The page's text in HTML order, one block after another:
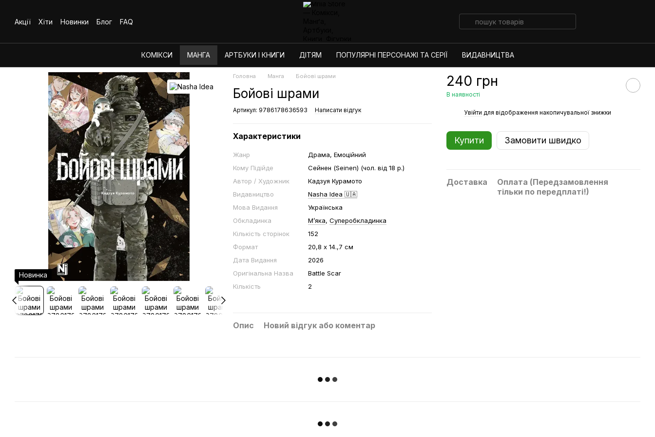
Акції
Хіти Новинки Блог FAQ
КОМІКСИ МАНГА АРТБУКИ І КНИГИ ДІТЯМ ПОПУЛЯРНІ ПЕРСОНАЖІ ТА СЕРІЇ ВИДАВНИЦТВА
Новинка
Головна Манга Бойові шрами
Бойові шрами
Артикул: 9786178636593 Написати відгук
Характеристики
Жанр
Драма, Емоційний
Кому Підійде
Сейнен (Seinen) (чол. від 18 р.)
Автор / Художник
Кадзуя Курамото
Видавництво
Nasha Idea 🇺🇦
Мова Видання
Українська
Обкладинка
Мʼяка, Суперобкладинка
Кількість сторінок
152
Формат
20,8 х 14.,7 см
Дата Видання
2026
Оригінальна Назва
Battle Scar
Кількість
2
Опис Новий відгук або коментар
240 грн
В наявності
Увійти для відображення накопичувальної знижки
Купити Замовити швидко
Доставка
Оплата (Передзамовлення
тільки по передплаті!)